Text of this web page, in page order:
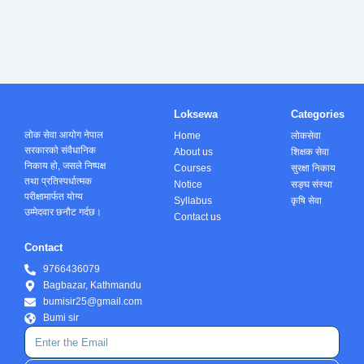
लोक सेवा आयोग नेपाल
सरकारको संवैधानिक
निकाय हो, जसले निष्पक्ष
तथा प्रतिस्पर्धात्मक
परीक्षामार्फत योग्य
उम्मेदवार छनौट गर्दछ।
Loksewa
Home
About us
Courses
Notice
Syllabus
Contact us
Categories
लोकसेवा
शिक्षक सेवा
सुरक्षा निकाय
सङ्घ संस्था
कृषि सेवा
Contact
9766436079
Bagbazar, Kathmandu
bumisir25@gmail.com
Bumi sir